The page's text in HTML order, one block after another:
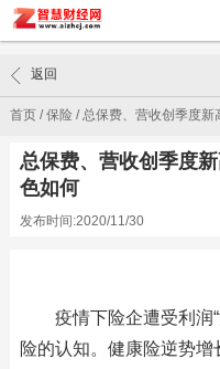
首页/保险/总保费、营收创季度新
返回
总保费、营收创季度
色如何
发布时间:2020/11/30
疫情下险企遭受利润
险的认知。健康险逆势